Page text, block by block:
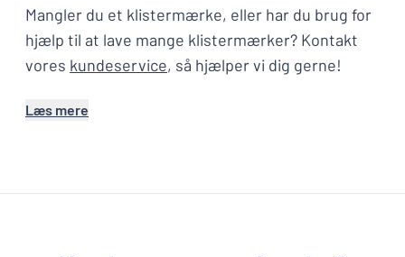
Mangler du et klistermærke, eller har du brug for
hjælp til at lave mange klistermærker? Kontakt
vores kundeservice, så hjælper vi dig gerne!
Læs mere